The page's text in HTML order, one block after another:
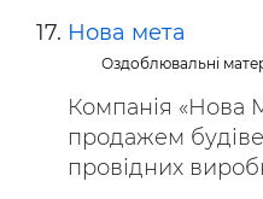
Нова мета
Оздоблювальні
Компанія «Нова
продажем
провідних